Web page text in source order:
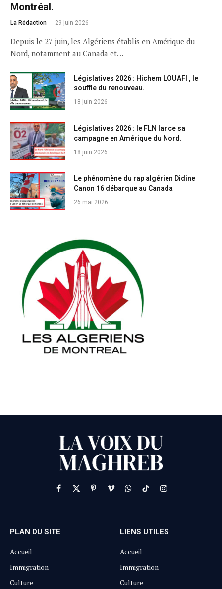
Montréal.
La Rédaction 29 juin 2026
Depuis le 27 juin, les Algériens établis en Amérique du
Nord, notamment au Canada et…
Législatives 2026 : Hichem LOUAFI , le
souffle du renouveau.
18 juin 2026
Législatives 2026 : le FLN lance sa
campagne en Amérique du Nord.
18 juin 2026
Le phénomène du rap algérien Didine
Canon 16 débarque au Canada
26 mai 2026
Facebook
X
(Twitter)
PinterestVimeoWhatsApp
TikTokInstagram
PLAN DU SITE
Accueil
Immigration
Culture
LIENS UTILES
Accueil
Immigration
Culture